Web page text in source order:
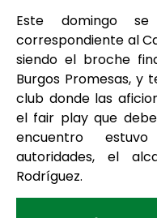
Este domingo
correspondiente al
siendo el broche
Burgos Promesas, y
club donde las
el fair play que
encuentro
autoridades, el
Rodríguez.